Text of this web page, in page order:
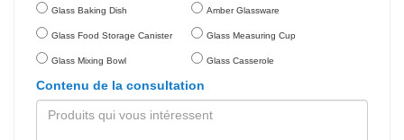
Glass Baking Dish
Glass Food Storage Canister
Glass Mixing Bowl
Amber Glassware
Glass Measuring Cup
Glass Casserole
Contenu de la consultation